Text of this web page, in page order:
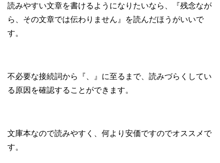
読みやすい文章を書けるようになりたいなら、『残念なが
ら、その文章では伝わりません』を読んだほうがいいで
す。
不必要な接続詞から『、』に至るまで、読みづらくしてい
る原因を確認することができます。
文庫本なので読みやすく、何より安価ですのでオススメで
す。